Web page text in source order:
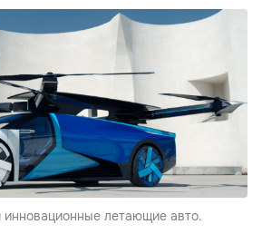
инновационные летающие авто.